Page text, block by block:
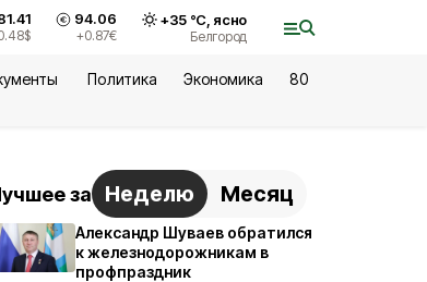
$
94.06
+0.87€
+35°С, ясно
Белгород
Политика Экономика
80
за Неделю Месяц
Александр Шуваев обратился
к железнодорожникам в
профпраздник